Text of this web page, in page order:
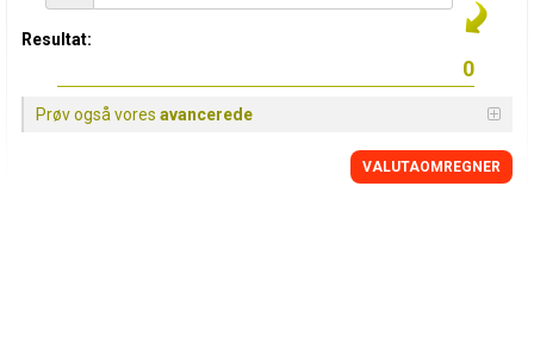
Resultat:
Prøv også vores avancerede
VALUTAOMREGNER